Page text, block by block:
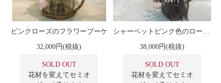
ピンクローズのフラワーブーケ
32,000円(税抜)
SOLD OUT
花材を変えてセミオ
シャーベットピンク色のローズ クラッチブーケ
38,000円(税抜)
SOLD OUT
花材を変えてセミオ